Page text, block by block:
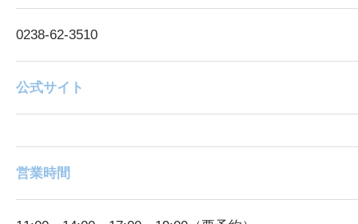
0238-62-3510
公式サイト
営業時間